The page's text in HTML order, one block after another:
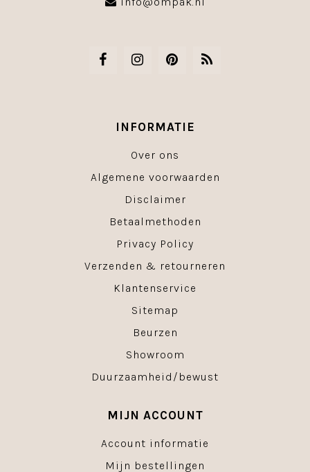
INFORMATIE
Over ons
Algemene voorwaarden
Disclaimer
Betaalmethoden
Privacy Policy
Verzenden & retourneren
Klantenservice
Sitemap
Beurzen
Showroom
Duurzaamheid/bewust
MIJN ACCOUNT
Account informatie
Mijn bestellingen